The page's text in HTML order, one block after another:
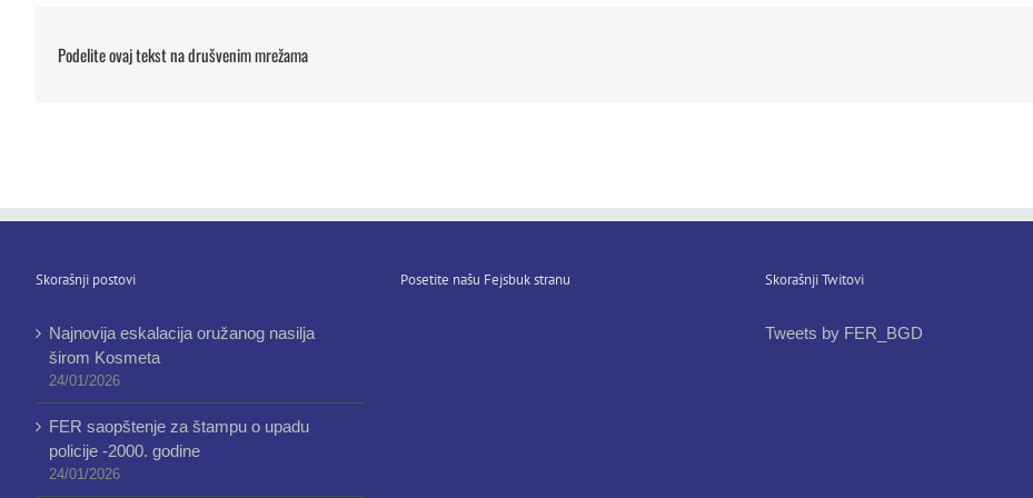
Podelite ovaj tekst na drušvenim mrežama
Skorašnji postovi
Najnovija eskalacija oružanog nasilja
širom Kosmeta
24/01/2026
FER saopštenje za štampu o upadu
policije -2000. godine
24/01/2026
Posetite našu Fejsbuk stranu Skorašnji Twitovi
Tweets by FER_BGD